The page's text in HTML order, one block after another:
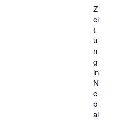
Z
ei
t
u
n
g
in
N
e
p
al